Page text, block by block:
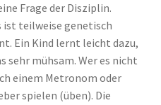
Frage der Disziplin.
ist teilweise genetisch
Ein Kind lernt leicht dazu,
sehr mühsam. Wer es nicht
einem Metronom oder
spielen (üben). Die